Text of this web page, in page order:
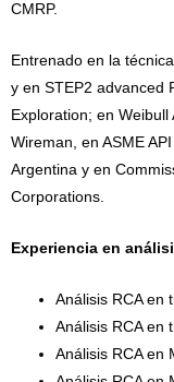
CMRP.
Entrenado en la
y en STEP2 advanced
Exploration; en
Wireman, en ASME
Argentina y en
Corporations.
Experiencia en
Análisis RCA en
Análisis RCA en
Análisis RCA en